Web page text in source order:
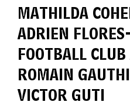
MATHILDA
ADRIEN
FOOTBALL
ROMAIN
VICTOR GUTI